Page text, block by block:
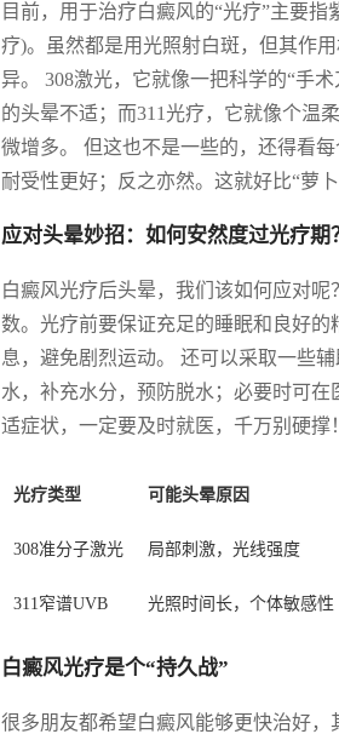
目前，用于治疗白癜风的“光疗”主要
疗)。虽然都是用光照射白斑，但其作
异。 308激光，它就像一把科学的“手
的头晕不适；而311光疗，它就像个温
微增多。 但这也不是一些的，还得看
耐受性更好；反之亦然。这就好比“萝卜
应对头晕妙招：如何安然度过光疗期
白癜风光疗后头晕，我们该如何应对
数。光疗前要保证充足的睡眠和良好
息，避免剧烈运动。 还可以采取一些
水，补充水分，预防脱水；必要时可
适症状，一定要及时就医，千万别硬撑
光疗类型 可能头晕原因
308准分子激光 局部刺激，光线强度
311窄谱UVB 光照时间长，个体敏感性
白癜风光疗是个“持久战”
很多朋友都希望白癜风能够更快治好